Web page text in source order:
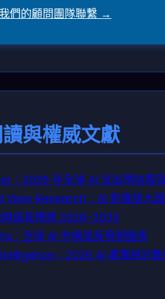
們的顧問團隊聯繫 →
與權威文獻
：2026 年全球 AI 支出預估報
View Research：AI 影像放大
與成長預測 2026-2033
：全球 AI 市場成長預測圖表
：2026 AI 產業統計